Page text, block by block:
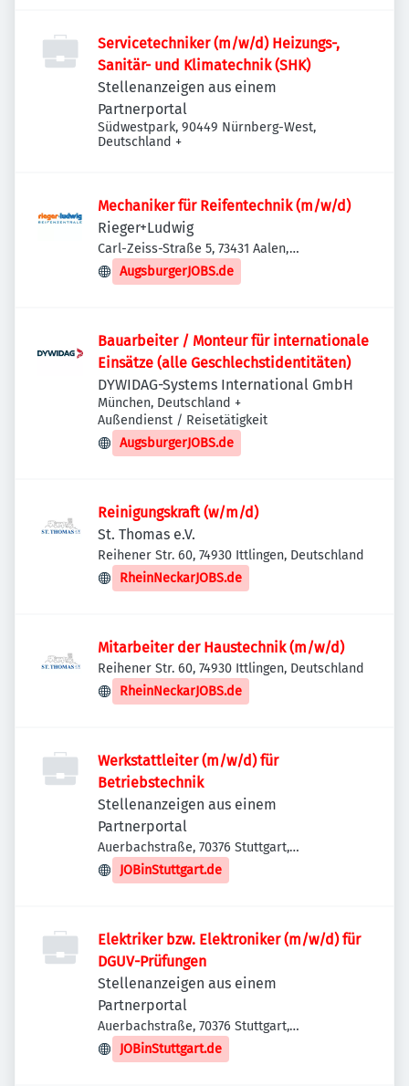
Servicetechniker (m/w/d) Heizungs-,
Sanitär- und Klimatechnik (SHK)
Stellenanzeigen aus einem
Partnerportal
Südwestpark, 90449 Nürnberg-West,
Deutschland +
Mechaniker für Reifentechnik (m/w/d)
Rieger+Ludwig
Carl-Zeiss-Straße 5, 73431 Aalen,
Deutschland
AugsburgerJOBS.de
Bauarbeiter / Monteur für internationale
Einsätze (alle Geschlechstidentitäten)
DYWIDAG-Systems International GmbH
München, Deutschland +
Außendienst / Reisetätigkeit
AugsburgerJOBS.de
Reinigungskraft (w/m/d)
St. Thomas e.V.
Reihener Str. 60, 74930 Ittlingen, Deutschland
RheinNeckarJOBS.de
Mitarbeiter der Haustechnik (m/w/d)
Reihener Str. 60, 74930 Ittlingen, Deutschland
RheinNeckarJOBS.de
Werkstattleiter (m/w/d) für
Betriebstechnik
Stellenanzeigen aus einem
Partnerportal
Auerbachstraße, 70376 Stuttgart,
Deutschland
JOBinStuttgart.de
Elektriker bzw. Elektroniker (m/w/d) für
DGUV-Prüfungen
Stellenanzeigen aus einem
Partnerportal
Auerbachstraße, 70376 Stuttgart,
Deutschland
JOBinStuttgart.de